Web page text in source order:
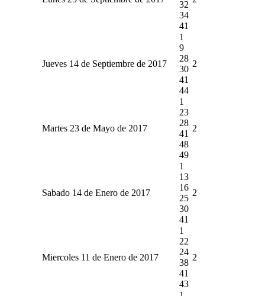
32
34
41
Jueves 14 de Septiembre de 2017
1
9
28
30
41
44
2
Martes 23 de Mayo de 2017
1
23
28
41
48
49
2
Sabado 14 de Enero de 2017
1
13
16
25
30
41
2
Miercoles 11 de Enero de 2017
1
22
24
38
41
43
2